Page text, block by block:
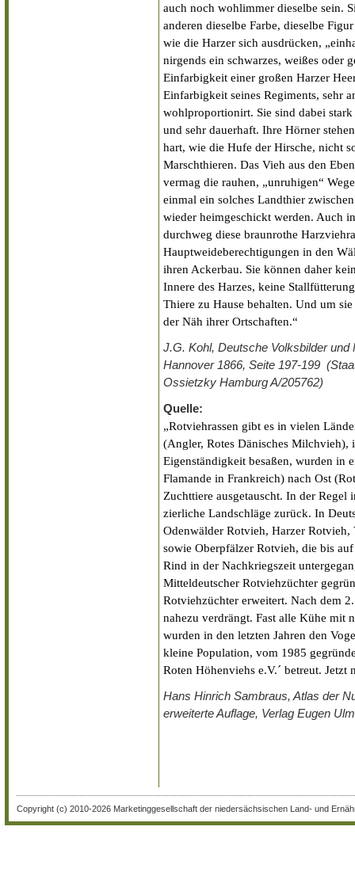
auch noch wohlimmer dieselbe sein.
anderen dieselbe Farbe, dieselbe
wie die Harzer sich ausdrücken,
nirgends ein schwarzes, weißes oder
Einfarbigkeit einer großen Harzer
Einfarbigkeit seines Regiments, sehr
wohlproportionirt. Sie sind dabei
und sehr dauerhaft. Ihre Hörner
hart, wie die Hufe der Hirsche, nicht
Marschthieren. Das Vieh aus den
vermag die rauhen, „unruhigen“
einmal ein solches Landthier
wieder heimgeschickt werden. Auch
durchweg diese braunrothe
Hauptweideberechtigungen in den
ihren Ackerbau. Sie können daher
Innere des Harzes, keine
Thiere zu Hause behalten. Und um
der Näh ihrer Ortschaften.“
J.G. Kohl, Deutsche Volksbilder
Hannover 1866, Seite 197-199
Ossietzky Hamburg A/205762)
Quelle:
„Rotviehrassen gibt es in vielen
(Angler, Rotes Dänisches
Eigenständigkeit besaßen, wurden in
Flamande in Frankreich) nach Ost
Zuchttiere ausgetauscht. In der
zierliche Landschläge zurück. In
Odenwälder Rotvieh, Harzer Rotvieh,
sowie Oberpfälzer Rotvieh, die bis
Rind in der Nachkriegszeit
Mitteldeutscher Rotviehzüchter
Rotviehzüchter erweitert. Nach dem
nahezu verdrängt. Fast alle Kühe mit
wurden in den letzten Jahren den
kleine Population, vom 1985
Roten Höhenviehs e.V.´ betreut.
Hans Hinrich Sambraus, Atlas der
erweiterte Auflage, Verlag Eugen
Copyright (c) 2010-2026 Marketinggesellschaft der niedersächsischen Land- und